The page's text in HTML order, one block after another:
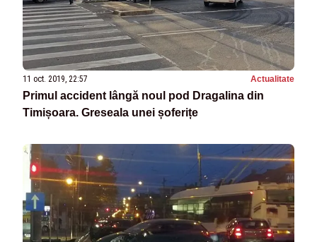
11 oct. 2019, 22:57 Actualitate
Primul accident lângă noul pod Dragalina din
Timișoara. Greseala unei șoferițe